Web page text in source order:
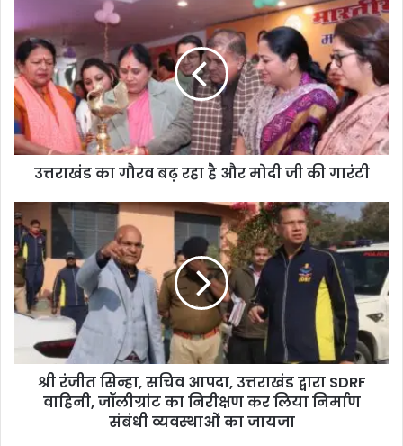
उत्तराखंड का गौरव बढ़ रहा है और मोदी जी की गारंटी
श्री रंजीत सिन्हा, सचिव आपदा, उत्तराखंड द्वारा SDRF
वाहिनी, जॉलीग्रांट का निरीक्षण कर लिया निर्माण
संबंधी व्यवस्थाओं का जायजा